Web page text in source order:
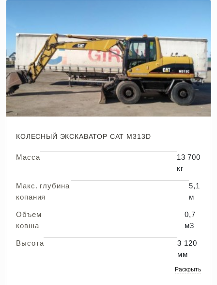
КОЛЕСНЫЙ ЭКСКАВАТОР CAT M313D
Масса
13 700
кг
Макс. глубина
копания
5,1
м
Объем
ковша
0,7
м3
Высота
3 120
мм
Раскрыть